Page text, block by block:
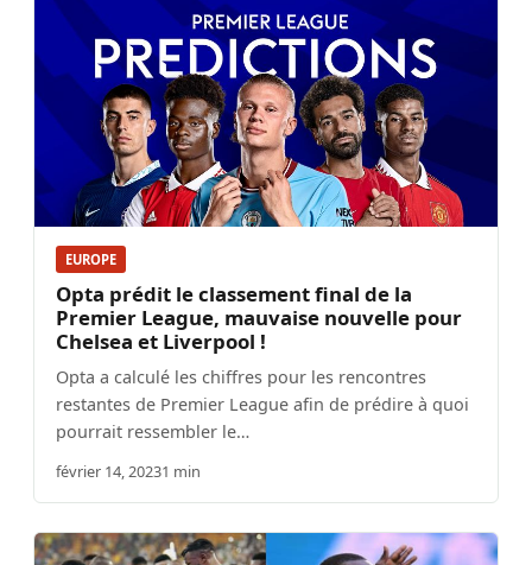
EUROPE
Opta prédit le classement final de la
Premier League, mauvaise nouvelle pour
Chelsea et Liverpool !
Opta a calculé les chiffres pour les rencontres
restantes de Premier League afin de prédire à quoi
pourrait ressembler le…
février 14, 20231 min